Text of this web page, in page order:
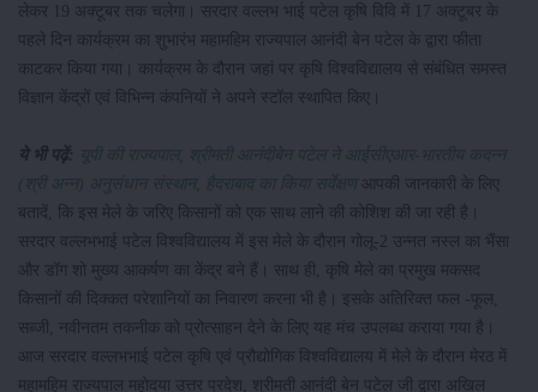
लेकर 19 अक्टूबर तक चलेगा। सरदार वल्लभ भाई पटेल कृषि विवि में 17 अक्टूबर के
पहले दिन कार्यक्रम का शुभारंभ महामहिम राज्यपाल आनंदी बेन पटेल के द्वारा फीता
काटकर किया गया। कार्यक्रम के दौरान जहां पर कृषि विश्वविद्यालय से संबंधित समस्त
विज्ञान केंद्रों एवं विभिन्न कंपनियों ने अपने स्टॉल स्थापित किए।
ये भी पढ़ें: यूपी की राज्यपाल, श्रीमती आनंदीबेन पटेल ने आईसीएआर-भारतीय कदन्न
(श्री अन्न) अनुसंधान संस्थान, हैदराबाद का किया सर्वेक्षण
आपकी जानकारी के लिए
बतादें, कि इस मेले के जरिए किसानों को एक साथ लाने की कोशिश की जा रही है।
सरदार वल्लभभाई पटेल विश्वविद्यालय में इस मेले के दौरान गोलू-2 उन्नत नस्ल का भैंसा
और डॉग शो मुख्य आकर्षण का केंद्र बने हैं। साथ ही, कृषि मेले का प्रमुख मकसद
किसानों की दिक्कत परेशानियों का निवारण करना भी है। इसके अतिरिक्त फल -फूल,
सब्जी, नवीनतम तकनीक को प्रोत्साहन देने के लिए यह मंच उपलब्ध कराया गया है।
आज सरदार वल्लभभाई पटेल कृषि एवं प्रौद्योगिक विश्वविद्यालय में मेले के दौरान मेरठ में
महामहिम राज्यपाल महोदया उत्तर प्रदेश, श्रीमती आनंदी बेन पटेल जी द्वारा अखिल